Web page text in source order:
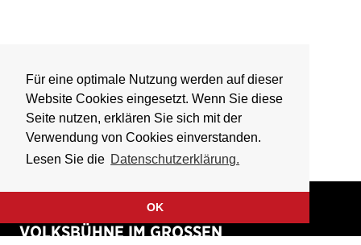
Für eine optimale Nutzung werden auf dieser
Website Cookies eingesetzt. Wenn Sie diese
Seite nutzen, erklären Sie sich mit der
Verwendung von Cookies einverstanden.
Lesen Sie die Datenschutzerklärung.
OK
VOLKSBÜHNE IM GROSSEN